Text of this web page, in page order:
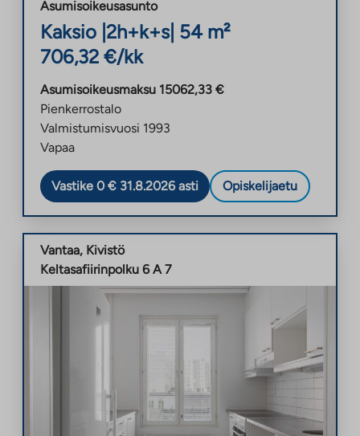
Asumisoikeusasunto
Kaksio 2h+k+s| 54 m²
706,32 €/kk
Asumisoikeusmaksu 15062,33 €
Pienkerrostalo
Valmistumisvuosi 1993
Vapaa
Vastike 0 € 31.8.2026 asti Opiskelijaetu
Vantaa, Kivistö
Keltasafiirinpolku 6 A 7